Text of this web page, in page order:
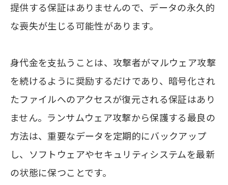
提供する保証はありませんので、データの永久的
な喪失が生じる可能性があります。
身代金を支払うことは、攻撃者がマルウェア攻撃
を続けるように奨励するだけであり、暗号化され
たファイルへのアクセスが復元される保証はあり
ません。ランサムウェア攻撃から保護する最良の
方法は、重要なデータを定期的にバックアップ
し、ソフトウェアやセキュリティシステムを最新
の状態に保つことです。